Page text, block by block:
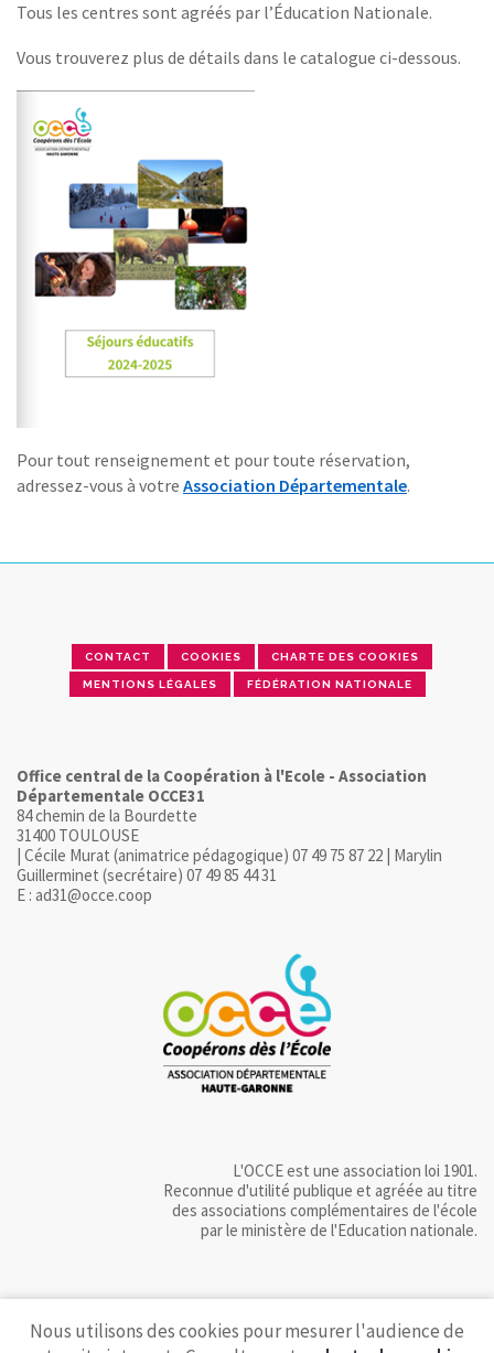
Tous les centres sont agréés par l’Éducation Nationale.
Vous trouverez plus de détails dans le catalogue ci-dessous.
Pour tout renseignement et pour toute réservation,
adressez-vous à votre Association Départementale.
CONTACT COOKIES CHARTE DES COOKIES
MENTIONS LÉGALES FÉDÉRATION NATIONALE
Office central de la Coopération à l'Ecole - Association
Départementale OCCE31
84 chemin de la Bourdette
31400 TOULOUSE
| Cécile Murat (animatrice pédagogique) 07 49 75 87 22 | Marylin
Guillerminet (secrétaire) 07 49 85 44 31
E : ad31@occe.coop
L'OCCE est une association loi 1901.
Reconnue d'utilité publique et agréée au titre
des associations complémentaires de l'école
par le ministère de l'Education nationale.
Nous utilisons des cookies pour mesurer l'audience de